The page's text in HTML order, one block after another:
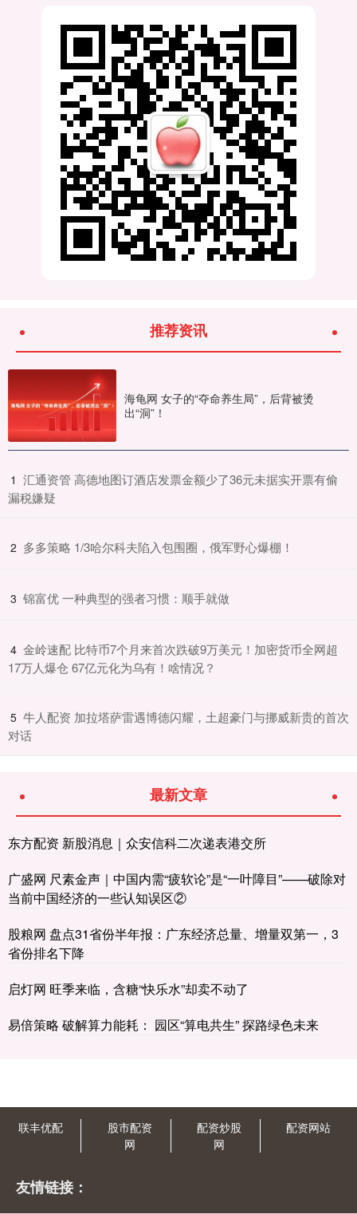
推荐资讯
海龟网 女子的“夺命养生局”，后背被烫
出“洞”！
1 ​汇通资管 高德地图订酒店发票金额少了36元未据实开票有偷
漏税嫌疑
2 ​多多策略 1/3哈尔科夫陷入包围圈，俄军野心爆棚！
3 ​锦富优 一种典型的强者习惯：顺手就做
4 ​金岭速配 比特币7个月来首次跌破9万美元！加密货币全网超
17万人爆仓 67亿元化为乌有！啥情况？
5 ​牛人配资 加拉塔萨雷遇博德闪耀，土超豪门与挪威新贵的首次
对话
最新文章
东方配资 新股消息｜众安信科二次递表港交所
广盛网 尺素金声｜中国内需“疲软论”是“一叶障目”——破除对
当前中国经济的一些认知误区②
股粮网 盘点31省份半年报：广东经济总量、增量双第一，3
省份排名下降
启灯网 旺季来临，含糖“快乐水”却卖不动了
易倍策略 破解算力能耗： 园区“算电共生” 探路绿色未来
联丰优配
股市配资
网
配资炒股
网
配资网站
友情链接：